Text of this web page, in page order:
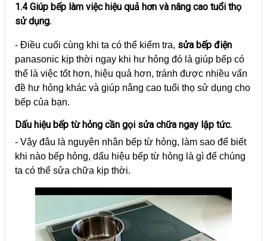
1.4 Giúp bếp làm việc hiệu quả hơn và nâng cao tuổi thọ
sử dụng.
- Điều cuối cùng khi ta có thể kiểm tra, sửa bếp điện
panasonic kịp thời ngay khi hư hỏng đó là giúp bếp có
thể là việc tốt hơn, hiệu quả hơn, tránh được nhiều vấn
đề hư hỏng khác và giúp nâng cao tuổi thọ sử dụng cho
bếp của bạn.
Dấu hiệu bếp từ hỏng cần gọi sửa chữa ngay lập tức.
- Vậy đâu là nguyên nhân bếp từ hỏng, làm sao để biết
khi nào bếp hỏng, dấu hiệu bếp từ hỏng là gì để chúng
ta có thể sửa chữa kịp thời.